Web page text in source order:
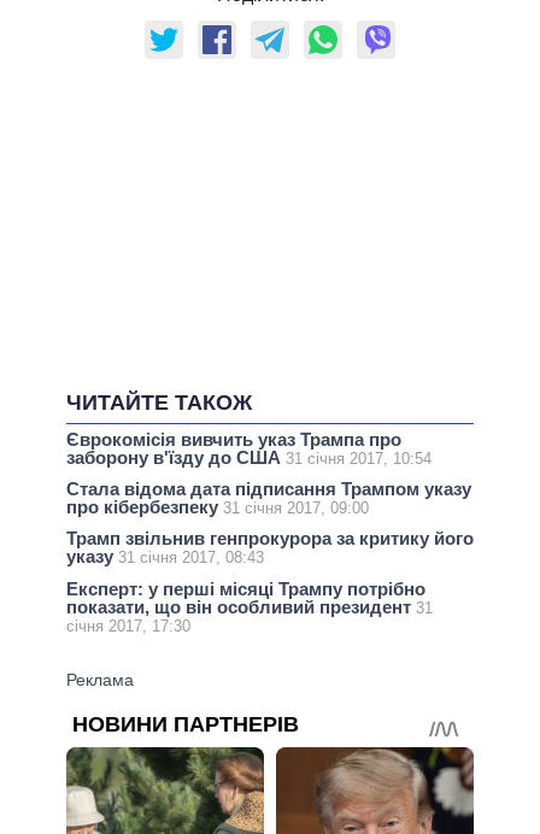
ЧИТАЙТЕ ТАКОЖ
Єврокомісія вивчить указ Трампа про
заборону в'їзду до США 31 січня 2017, 10:54
Стала відома дата підписання Трампом указу
про кібербезпеку 31 січня 2017, 09:00
Трамп звільнив генпрокурора за критику його
указу 31 січня 2017, 08:43
Експерт: у перші місяці Трампу потрібно
показати, що він особливий президент 31
січня 2017, 17:30